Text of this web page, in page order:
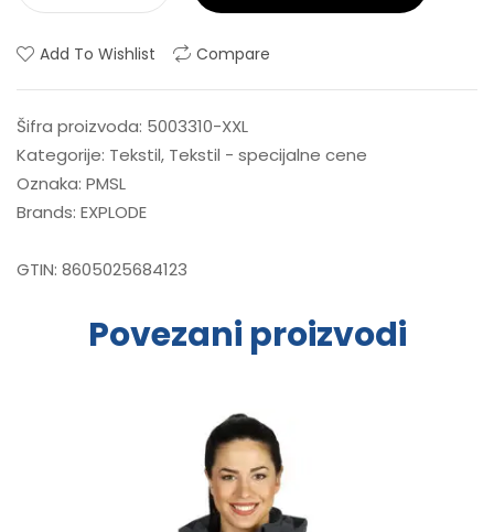
Add To Wishlist Compare
Šifra proizvoda: 5003310-XXL
Kategorije: Tekstil, Tekstil - specijalne cene
Oznaka: PMSL
Brands: EXPLODE
GTIN: 8605025684123
Povezani proizvodi